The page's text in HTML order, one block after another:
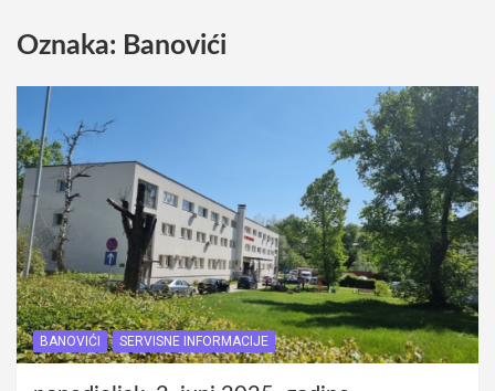
Oznaka: Banovići
BANOVIĆI SERVISNE INFORMACIJE